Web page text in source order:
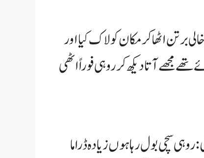
برتن اٹھا کر مکان کو لاک کیا اور
مجھے آتا دیکھ کر روہی فوراً اٹھی
سچی بول رہا ہوں زیادہ ڈراما